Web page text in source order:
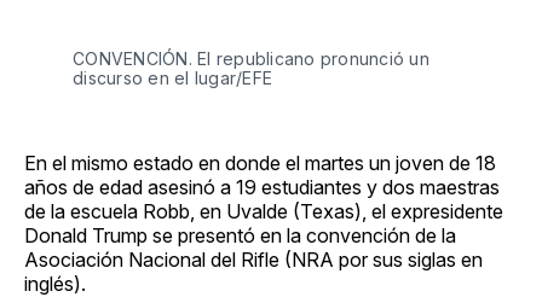
CONVENCIÓN. El republicano pronunció un
discurso en el lugar/EFE
En el mismo estado en donde el martes un joven de 18
años de edad asesinó a 19 estudiantes y dos maestras
de la escuela Robb, en Uvalde (Texas), el expresidente
Donald Trump se presentó en la convención de la
Asociación Nacional del Rifle (NRA por sus siglas en
inglés).